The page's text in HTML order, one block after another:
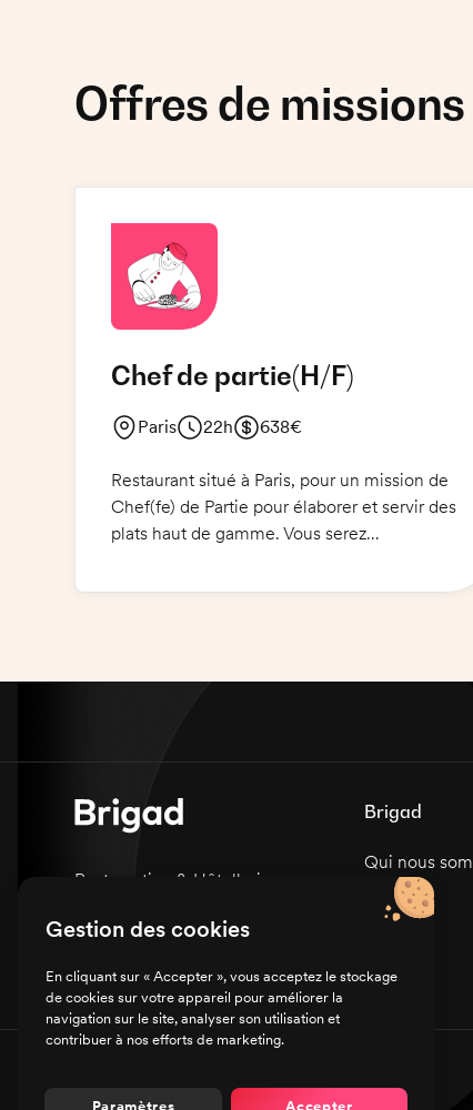
Offres de
Chef de partie(H/F)
Paris 22h 638€
Restaurant situé à Paris, pour un mission de
Chef(fe) de Partie pour élaborer et servir des
plats haut de gamme. Vous serez
et de l'élaboration des plats pendant le
Restauration & Hôtellerie
Sanitaire & Médico-social
Brigad
Qui nous
Carrières
© Brigad 2016-2026- Tous droits réservés
Gestion des cookies
En cliquant sur « Accepter », vous acceptez le stockage
de cookies sur votre appareil pour améliorer la
navigation sur le site, analyser son utilisation et
contribuer à nos efforts de marketing.
Accepter
Paramètres